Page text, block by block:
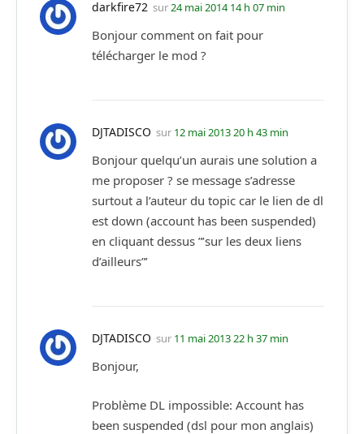
darkfire72 sur24 mai 2014 14 h 07 min
Bonjour comment on fait pour
télécharger le mod ?
DJTADISCO sur 12 mai 2013 20 h 43 min
Bonjour quelqu’un aurais une solution a
me proposer ? se message s’adresse
surtout a l’auteur du topic car le lien de dl
est down (account has been suspended)
en cliquant dessus ”’sur les deux liens
d’ailleurs”’
DJTADISCO sur 11 mai 2013 22 h 37 min
Bonjour,
Problème DL impossible: Account has
been suspended (dsl pour mon anglais)